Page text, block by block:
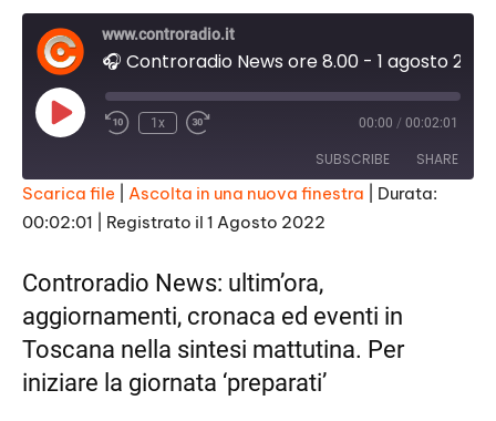
www.controradio.it
P
l
E
p
i
e
1x 00:00 / 00:02:01
SUBSCRIBE SHARE
SHARE
LINK
EMBED
Scarica file Ascolta in una nuova finestra
Durata:
00:02:01
Registrato il 1 Agosto 2022
Controradio News: ultim’ora,
aggiornamenti, cronaca ed eventi in
Toscana nella sintesi mattutina. Per
iniziare la giornata ‘preparati’